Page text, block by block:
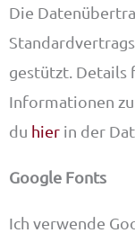
Die
gestützt. Details
Informationen
du hier in der
Google Fonts
Ich verwende